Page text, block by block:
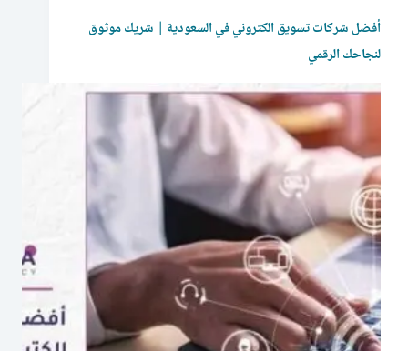
أفضل شركات تسويق الكتروني في السعودية | شريك موثوق
لنجاحك الرقمي